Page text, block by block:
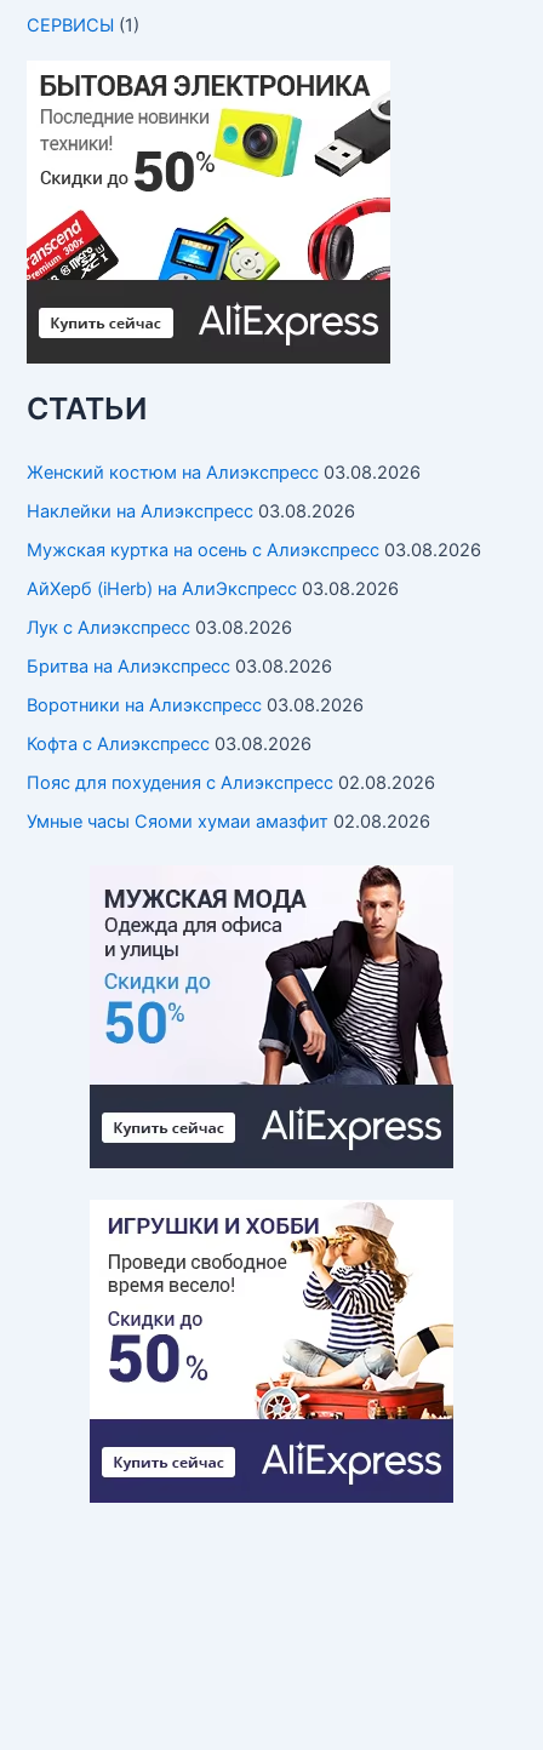
СЕРВИСЫ (1)
СТАТЬИ
Женский костюм на Алиэкспресс 03.08.2026
Наклейки на Алиэкспресс 03.08.2026
Мужская куртка на осень с Алиэкспресс 03.08.2026
АйХерб (iHerb) на АлиЭкспресс 03.08.2026
Лук с Алиэкспресс 03.08.2026
Бритва на Алиэкспресс 03.08.2026
Воротники на Алиэкспресс 03.08.2026
Кофта с Алиэкспресс 03.08.2026
Пояс для похудения с Алиэкспресс 02.08.2026
Умные часы Cяоми хумаи амазфит 02.08.2026